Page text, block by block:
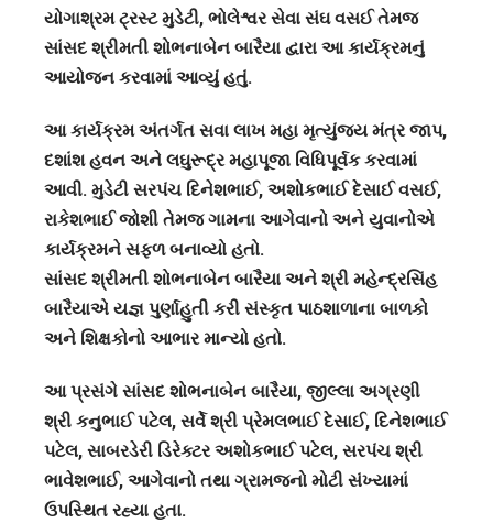
યોગાશ્રમ ટ્રસ્ટ મુડેટી, ભોલેશ્વર સેવા સંઘ વસઈ તેમજ
સાંસદ શ્રીમતી શોભનાબેન બારૈયા દ્વારા આ કાર્યક્રમનું
આયોજન કરવામાં આવ્યું હતું.
આ કાર્યક્રમ અંતર્ગત સવા લાખ મહા મૃત્યુંજય મંત્ર જાપ,
દશાંશ હવન અને લઘુરૂદ્ર મહાપૂજા વિધિપૂર્વક કરવામાં
આવી. મુડેટી સરપંચ દિનેશભાઈ, અશોકભાઈ દેસાઈ વસઈ,
રાકેશભાઈ જોશી તેમજ ગામના આગેવાનો અને યુવાનોએ
કાર્યક્રમને સફળ બનાવ્યો હતો.
સાંસદ શ્રીમતી શોભનાબેન બારૈયા અને શ્રી મહેન્દ્રસિંહ
બારૈયાએ યજ્ઞ પુર્ણાહુતી કરી સંસ્કૃત પાઠશાળાના બાળકો
અને શિક્ષકોનો આભાર માન્યો હતો.
આ પ્રસંગે સાંસદ શોભનાબેન બારૈયા, જીલ્લા અગ્રણી
શ્રી કનુભાઈ પટેલ, સર્વે શ્રી પ્રેમલભાઈ દેસાઈ, દિનેશભાઈ
પટેલ, સાબરડેરી ડિરેક્ટર અશોકભાઈ પટેલ, સરપંચ શ્રી
ભાવેશભાઈ, આગેવાનો તથા ગ્રામજનો મોટી સંખ્યામાં
ઉપસ્થિત રહ્યા હતા.